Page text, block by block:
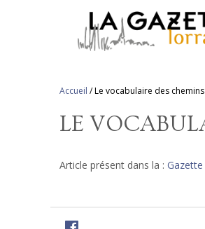
Accueil /Le vocabulaire des chemins
LE
Article présent dans la : Gazette